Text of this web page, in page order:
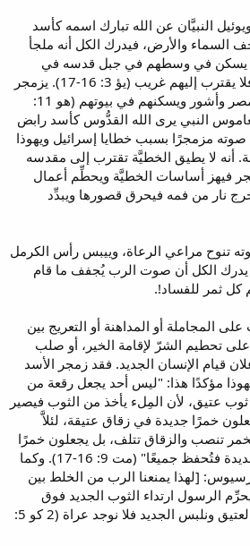
النبيَّان عن الله تبارك اسمه كأسد
السماء والأرض، فيدرك الكل أنه ملجأ
يسكن في وسطهم في جبل قدسه في
أورشليم مقدسه فلا يقترب إليهم غريب (يؤ 3: 16-17). يزمجر
فيجمع شعبه من مصر وأشور ويسكنهم في بيوتهم (هو 11:
فعاموس النبي يرى الله القدُّوس كأسد رابض
مزمجرًا بسبب خطايا إسرائيل ويهوذا
أنه لا يطيق الخطيَّة تقترب إلى مقدسه
فيهز أساسات الخطيَّة ويحطِّم أعمال
نار من فمه فيحرق قصورها ويبدِّد
تنوح مراعي الرعاة، وييبس رأس الكرمل
الكل أن صوت الرب يُجفف ما قام
ثمر للفساد!.
المجاملة أو المداهنة أو التعريج بين
على تحطيم الشرّ لإقامة الخير، أو صلب
قيام الإنسان الجديد. فقد زمجر الأسد
مؤكدًا هذا: "ليس أحد يجعل رقعة من
عتيق، لأن المِلء يأخذ من الثوب فيصير
خمرًا جديدة في زقاق عتيقة، لئلاَّ
تنصب والزقاق تتلف، بل يجعلون خمرًا
جديدة في زقاق جديدة فتُحفظ جميعًا" (مت 9: 16-17). وكما
[لهذا يمنعنا الرب من الخلط بين
الرسول ارتداء الثوب الجديد فوق
العتيق، إنما نخلع العتيق ونلبس الجديد فلا نوجد عراة (2 كو 5: